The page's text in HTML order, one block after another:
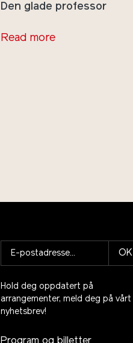
Den glade professor
Read more
OK
Hold deg oppdatert på
arrangementer, meld deg på vårt
nyhetsbrev!